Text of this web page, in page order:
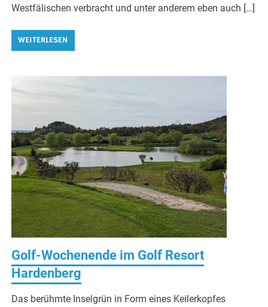
Westfälischen verbracht und unter anderem eben auch […]
WEITERLESEN
Golf-Wochenende im Golf Resort
Hardenberg
Das berühmte Inselgrün in Form eines Keilerkopfes